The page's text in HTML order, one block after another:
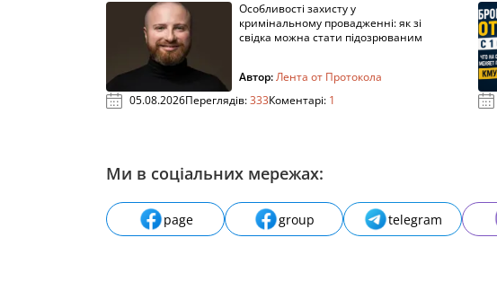
Особливості захисту у
кримінальному провадженні: як зі
свідка можна стати підозрюваним
Автор:Лента от Протокола
05.08.2026Переглядів:333Коментарі: 1
Ми в соціальних мережах:
page group telegram